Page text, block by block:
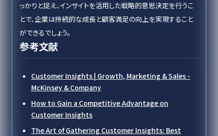
っかりと捉え、インサイトを活用した戦略的意思決定を行うこ
とで、企業は持続的な成長と顧客満足の向上を実現すること
ができるでしょう。
参考文献
Customer Insights | Growth, Marketing & Sales -
McKinsey & Company
How to Gain a Competitive Advantage on
Customer Insights
The Art of Gathering Customer Insights: Best